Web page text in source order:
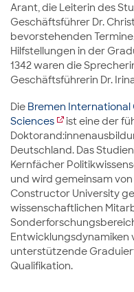
Arant, die Leiterin des
Geschäftsführer Dr.
bevorstehenden
Hilfstellungen in der
1342 waren die
Geschäftsführerin Dr.
Die Bremen International
Sciences
ist eine der
Deutschland. Das
Kernfächer
und wird gemeinsam
Constructor University
wissenschaftlichen
Entwicklungsdynamiken
unterstützende
Qualifikation.